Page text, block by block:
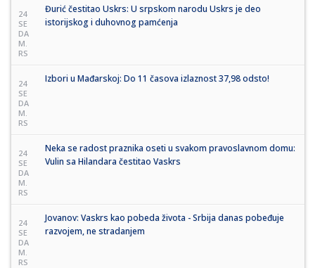
24
SE
DA
M.
RS
Đurić čestitao Uskrs: U srpskom narodu Uskrs je deo
istorijskog i duhovnog pamćenja
24
SE
DA
M.
RS
Izbori u Mađarskoj: Do 11 časova izlaznost 37,98 odsto!
24
SE
DA
M.
RS
Neka se radost praznika oseti u svakom pravoslavnom domu:
Vulin sa Hilandara čestitao Vaskrs
24
SE
DA
M.
RS
Jovanov: Vaskrs kao pobeda života - Srbija danas pobeđuje
razvojem, ne stradanjem